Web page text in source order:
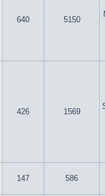
640 5150
426 1569
147 586